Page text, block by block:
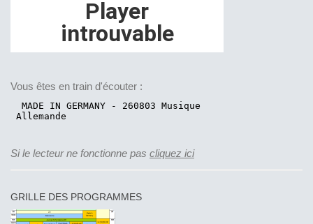
Vous êtes en train d'écouter :
Si le lecteur ne fonctionne pas cliquez ici
GRILLE DES PROGRAMMES